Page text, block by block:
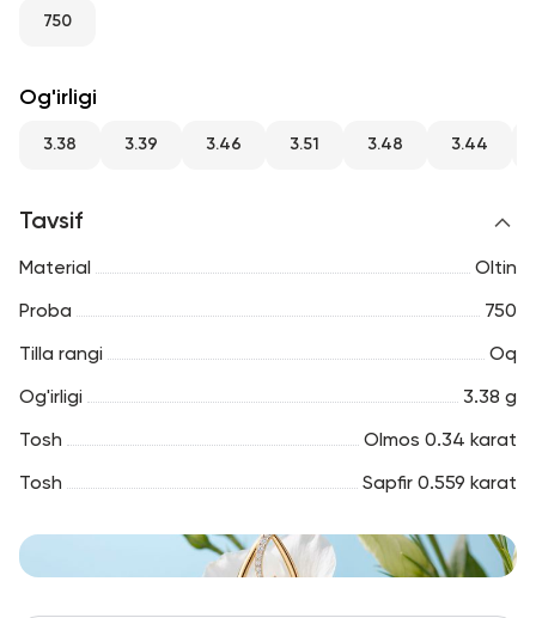
750
Og'irligi
3.38 3.39 3.46 3.51 3.48 3.44
Tavsif
Material Oltin
Proba 750
Tilla rangi Oq
Og'irligi 3.38 g
Tosh Olmos 0.34 karat
Tosh Sapfir 0.559 karat